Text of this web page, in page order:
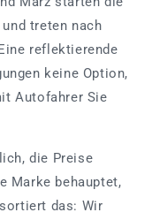
treten nach
reflektierende
keine Option,
Autofahrer Sie
die Preise
Marke behauptet,
das: Wir